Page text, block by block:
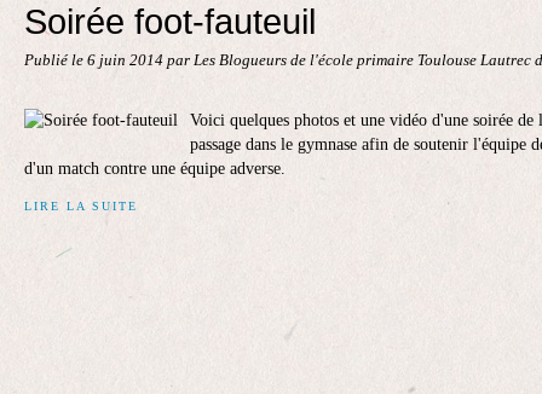
Soirée foot-fauteuil
Publié le 6 juin 2014 par Les Blogueurs de l'école primaire Toulouse Lautrec
Voici quelques photos et une vidéo d'une soirée
passage dans le gymnase afin de soutenir l'équipe
d'un match contre une équipe adverse.
LIRE LA SUITE